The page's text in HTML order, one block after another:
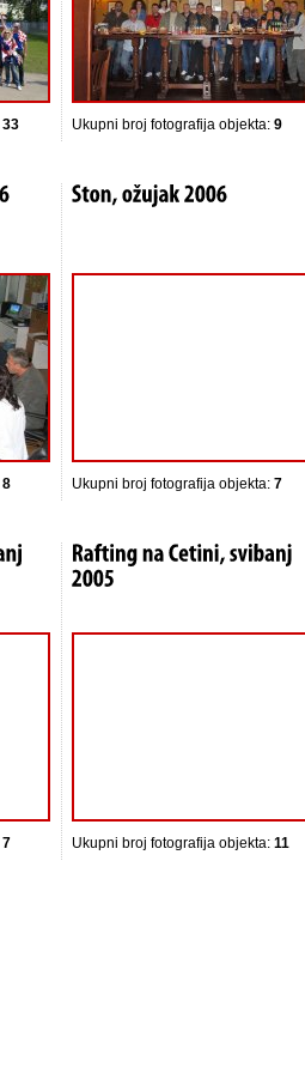
33 Ukupni broj fotografija objekta: 9
8 Ukupni broj fotografija objekta: 7
7 Ukupni broj fotografija objekta: 11